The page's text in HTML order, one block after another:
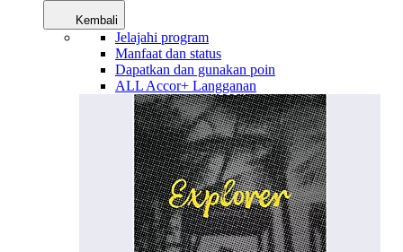
Kembali
Jelajahi program
Manfaat dan status
Dapatkan dan gunakan poin
ALL Accor+ Langganan